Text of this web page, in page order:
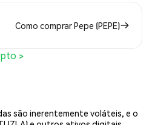
Como comprar Pepe (PEPE)
>
são inerentemente voláteis, e o